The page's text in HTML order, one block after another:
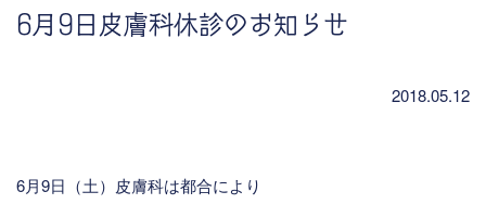
6月9日皮膚科休診のお知らせ
2018.05.12
6月9日（土）皮膚科は都合により